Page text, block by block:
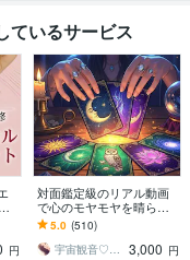
ているサービス
円
対面鑑定級のリアル動画
で心のモヤモヤを晴らし
ます 恋愛・人間関係・仕
事・お金・才能…オラク
ル＆霊視で本気鑑定
5.0 (510)
宇宙観音♡白風結唯水
3,000 円